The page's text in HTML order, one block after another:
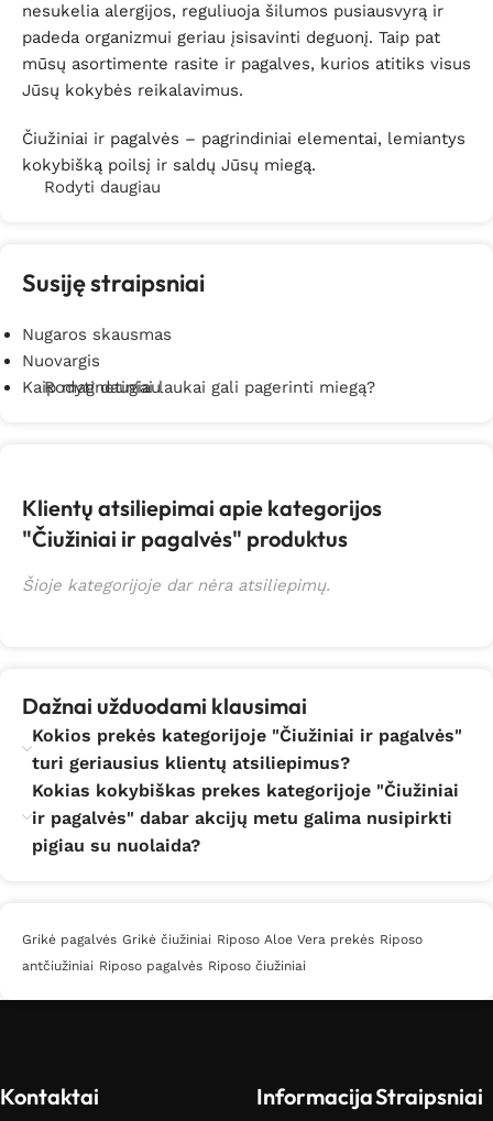
nesukelia alergijos, reguliuoja šilumos pusiausvyrą ir
padeda organizmui geriau įsisavinti deguonį. Taip pat
mūsų asortimente rasite ir pagalves, kurios atitiks visus
Jūsų kokybės reikalavimus.
Čiužiniai ir pagalvės – pagrindiniai elementai, lemiantys
kokybišką poilsį ir saldų Jūsų miegą.
Rodyti daugiau
Susiję straipsniai
Nugaros skausmas
Nuovargis
Kaip magnetiniai laukai gali pagerinti miegą?
Rodyti daugiau
Klientų atsiliepimai apie kategorijos
"Čiužiniai ir pagalvės" produktus
Šioje kategorijoje dar nėra atsiliepimų.
Dažnai užduodami klausimai
Kokios prekės kategorijoje "Čiužiniai ir pagalvės"
turi geriausius klientų atsiliepimus?
Kokias kokybiškas prekes kategorijoje "Čiužiniai
ir pagalvės" dabar akcijų metu galima nusipirkti
pigiau su nuolaida?
Grikė pagalvės Grikė čiužiniai Riposo Aloe Vera prekės Riposo
antčiužiniai Riposo pagalvės Riposo čiužiniai
Kontaktai InformacijaStraipsniai